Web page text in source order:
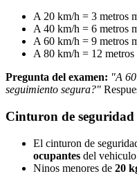
A 20 km/h = 3 metros
A 40 km/h = 6 metros
A 60 km/h = 9 metros
A 80 km/h = 12
Pregunta del examen: "A
seguimiento segura?"
Cinturon de
El cinturon de
ocupantes del vehiculo
Ninos menores de 20